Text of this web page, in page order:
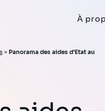
À
> Panorama des aides d'Etat au